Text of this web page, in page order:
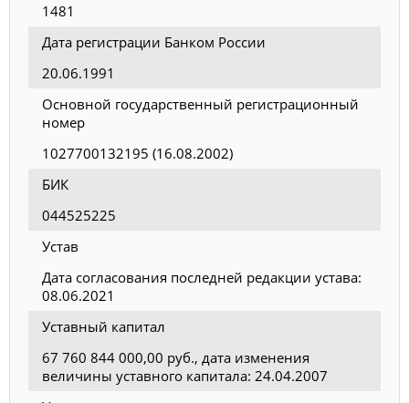
1481
Дата регистрации Банком России
20.06.1991
Основной государственный регистрационный
номер
1027700132195 (16.08.2002)
БИК
044525225
Устав
Дата согласования последней редакции устава:
08.06.2021
Уставный капитал
67 760 844 000,00 руб., дата изменения
величины уставного капитала: 24.04.2007